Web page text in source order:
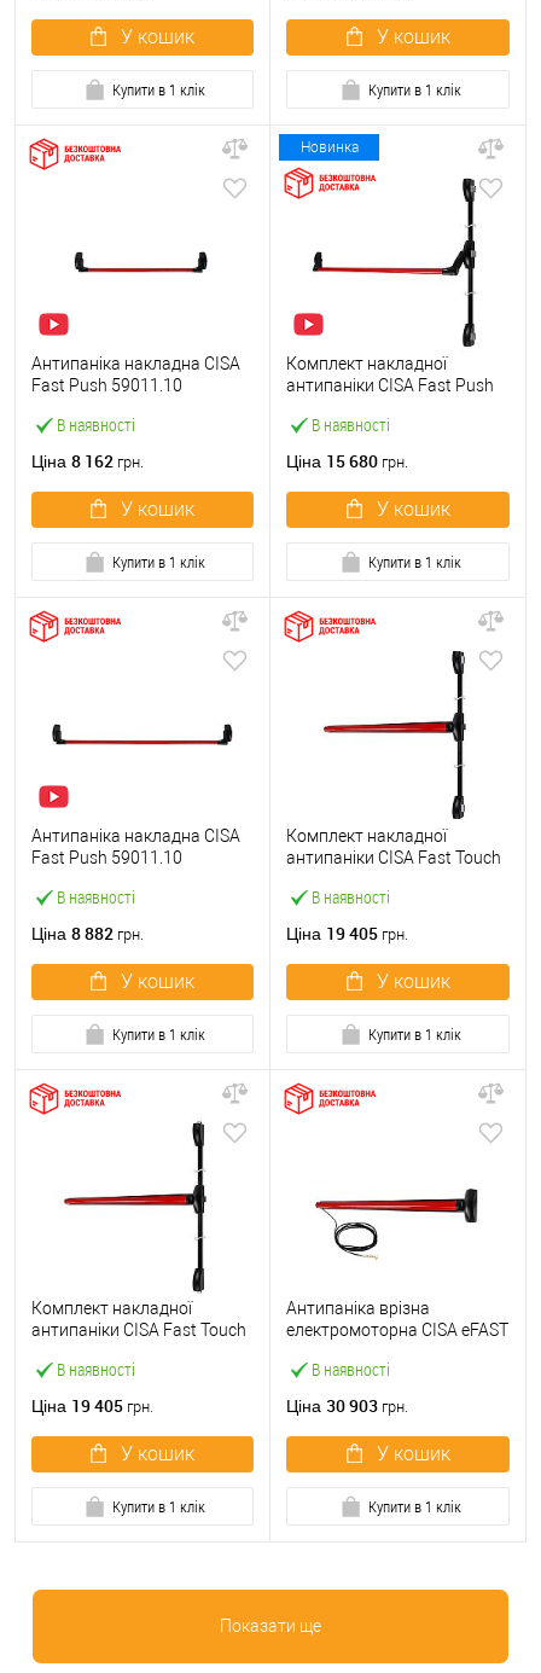
У кошик
Купити в 1 клік
У кошик
Купити в 1 клік
В наявності
Антипаніка накладна CISA
Fast Push 59011.10
штангою 900 мм червона
Ціна 8 162 грн.
У кошик
Купити в 1 клік
Новинка
В наявності
Комплект накладної
антипаніки CISA Fast Push
точковий вбік червона
Ціна 15 680 грн.
У кошик
Купити в 1 клік
В наявності
Антипаніка накладна CISA
Fast Push 59011.10
штангою 1500 мм червона
Ціна 8 882 грн.
У кошик
Купити в 1 клік
В наявності
Комплект накладної
антипаніки CISA Fast Touch
точковий вбік червона
Ціна 19 405 грн.
У кошик
Купити в 1 клік
В наявності
Комплект накладної
антипаніки CISA Fast Touch
точковий вверх-вниз
Ціна 19 405 грн.
У кошик
Купити в 1 клік
В наявності
Антипаніка врізна
електромоторна CISA eFAST
Ціна 30 903 грн.
У кошик
Купити в 1 клік
Показати ще